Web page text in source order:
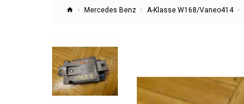
Mercedes Benz A-Klasse W168/Vaneo414